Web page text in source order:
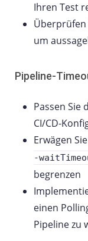
Ihren Test
Überprüfen
um
Pipeline-
Passen Sie
CI/CD-
Erwägen
-
begrenzen
einen
Pipeline zu